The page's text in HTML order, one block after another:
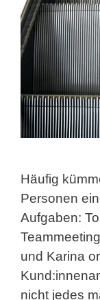
Häufig
Personen
Aufgaben:
und Karina
nicht jedes